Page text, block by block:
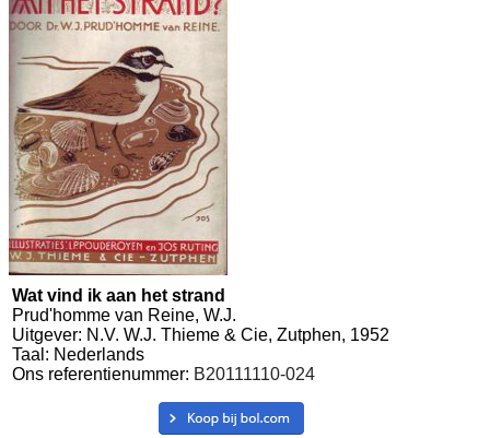
Wat vind ik aan het strand
Prud'homme van Reine, W.J.
Uitgever: N.V. W.J. Thieme & Cie, Zutphen, 1952
Taal: Nederlands
Ons referentienummer: B20111110-024